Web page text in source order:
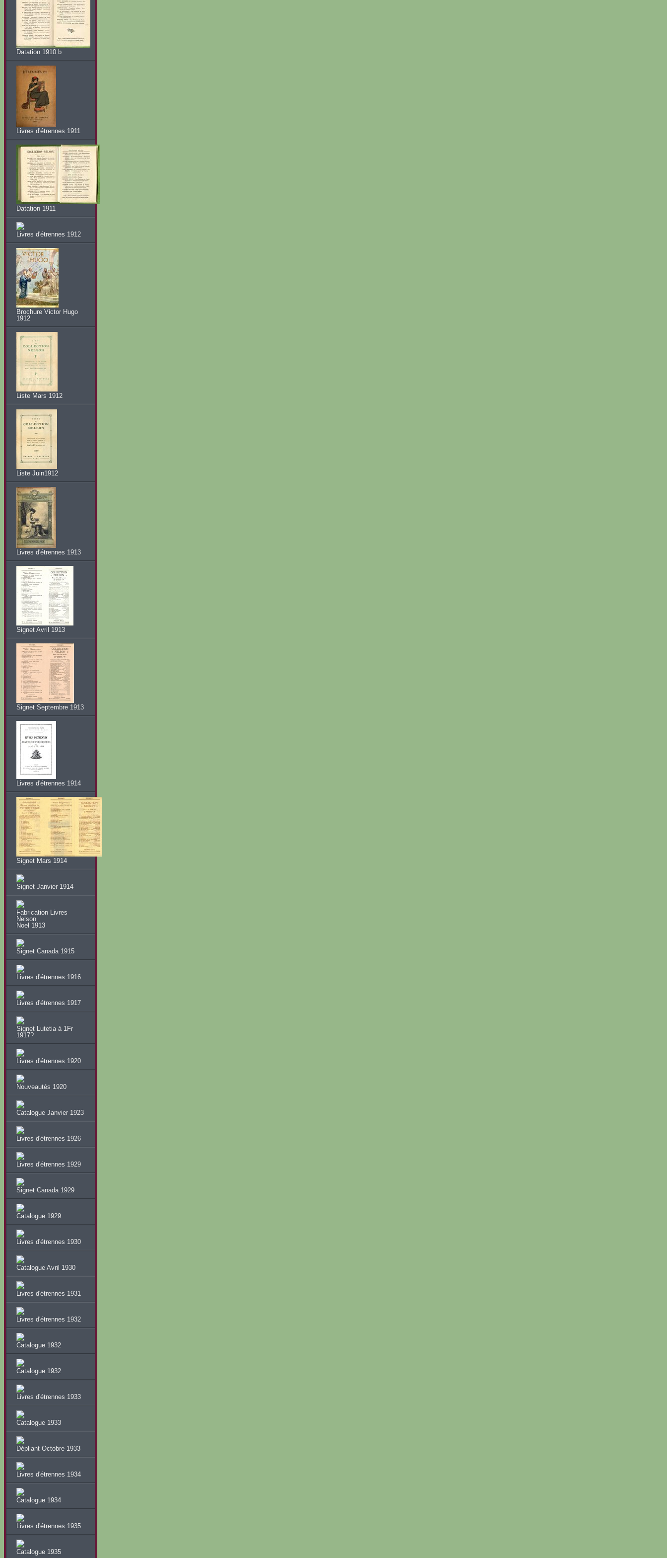
Datation 1910 b
Livres d'étrennes 1911
Datation 1911
Livres d'étrennes 1912
Brochure Victor Hugo
1912
Liste Mars 1912
Liste Juin1912
Livres d'étrennes 1913
Signet Avril 1913
Signet Septembre 1913
Livres d'étrennes 1914
Signet Mars 1914
Signet Janvier 1914
Fabrication Livres
Nelson
Noel 1913
Signet Canada 1915
Livres d'étrennes 1916
Livres d'étrennes 1917
Signet Lutetia à 1Fr
1917?
Livres d'étrennes 1920
Nouveautés 1920
Catalogue Janvier 1923
Livres d'étrennes 1926
Livres d'étrennes 1929
Signet Canada 1929
Catalogue 1929
Livres d'étrennes 1930
Catalogue Avril 1930
Livres d'étrennes 1931
Livres d'étrennes 1932
Catalogue 1932
Catalogue 1932
Livres d'étrennes 1933
Catalogue 1933
Dépliant Octobre 1933
Livres d'étrennes 1934
Catalogue 1934
Livres d'étrennes 1935
Catalogue 1935